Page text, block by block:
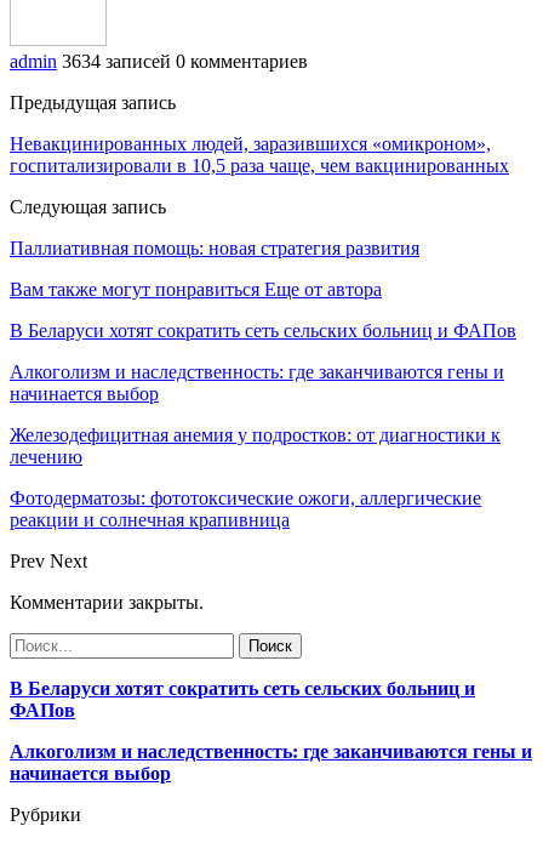
admin 3634 записей 0 комментариев
Предыдущая запись
Невакцинированных людей, заразившихся «омикроном»,
госпитализировали в 10,5 раза чаще, чем вакцинированных
Следующая запись
Паллиативная помощь: новая стратегия развития
Вам также могут понравиться Еще от автора
В Беларуси хотят сократить сеть сельских больниц и ФАПов
Алкоголизм и наследственность: где заканчиваются гены и
начинается выбор
Железодефицитная анемия у подростков: от диагностики к
лечению
Фотодерматозы: фототоксические ожоги, аллергические
реакции и солнечная крапивница
Prev Next
Комментарии закрыты.
В Беларуси хотят сократить сеть сельских больниц и
ФАПов
Алкоголизм и наследственность: где заканчиваются гены и
начинается выбор
Рубрики